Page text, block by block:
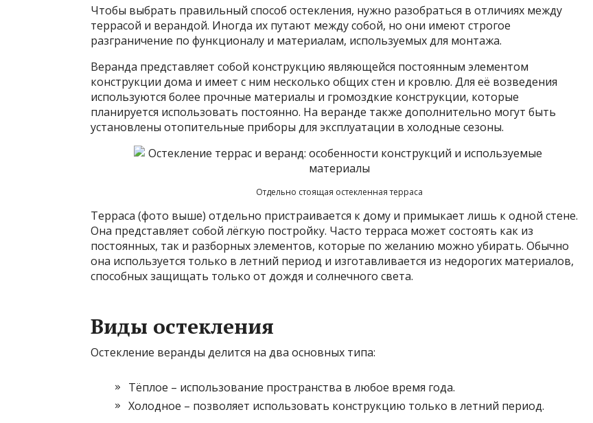
Чтобы выбрать правильный способ остекления, нужно разобраться в отличиях между
террасой и верандой. Иногда их путают между собой, но они имеют строгое
разграничение по функционалу и материалам, используемых для монтажа.
Веранда представляет собой конструкцию являющейся постоянным элементом
конструкции дома и имеет с ним несколько общих стен и кровлю. Для её возведения
используются более прочные материалы и громоздкие конструкции, которые
планируется использовать постоянно. На веранде также дополнительно могут быть
установлены отопительные приборы для эксплуатации в холодные сезоны.
Отдельно стоящая остекленная терраса
Терраса (фото выше) отдельно пристраивается к дому и примыкает лишь к одной стене.
Она представляет собой лёгкую постройку. Часто терраса может состоять как из
постоянных, так и разборных элементов, которые по желанию можно убирать. Обычно
она используется только в летний период и изготавливается из недорогих материалов,
способных защищать только от дождя и солнечного света.
Виды остекления
Остекление веранды делится на два основных типа:
Тёплое – использование пространства в любое время года.
Холодное – позволяет использовать конструкцию только в летний период.